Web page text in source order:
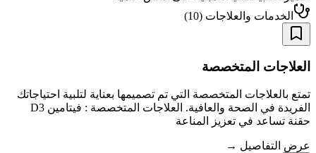
الخدمات والعلاجات (
10
)
العلاجات المتخصصة
تمتع بالعلاجات المتخصصة التي تم تصميمها بعناية لتلبية احتياجاتك
الفريدة في الصحة والعافية. العلاجات المتخصصة : فيتامين D3
حقنة تساعد في تعزيز المناعة
عرض التفاصيل →